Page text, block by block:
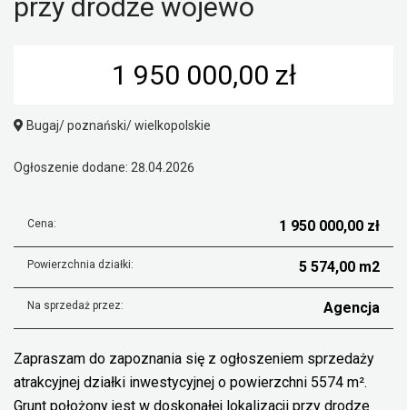
przy drodze wojewó
1 950 000,00 zł
Bugaj/ poznański/ wielkopolskie
Ogłoszenie dodane: 28.04.2026
Cena: 1 950 000,00 zł
Powierzchnia działki: 5 574,00 m2
Na sprzedaż przez: Agencja
Zapraszam do zapoznania się z ogłoszeniem sprzedaży
atrakcyjnej działki inwestycyjnej o powierzchni 5574 m².
Grunt położony jest w doskonałej lokalizacji przy drodze